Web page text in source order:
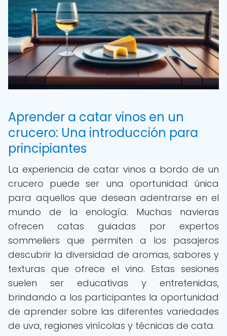
Aprender a catar vinos en un
crucero: Una introducción para
principiantes
La experiencia de catar vinos a bordo de un
crucero puede ser una oportunidad única
para aquellos que desean adentrarse en el
mundo de la enología. Muchas navieras
ofrecen catas guiadas por expertos
sommeliers que permiten a los pasajeros
descubrir la diversidad de aromas, sabores y
texturas que ofrece el vino. Estas sesiones
suelen ser educativas y entretenidas,
brindando a los participantes la oportunidad
de aprender sobre las diferentes variedades
de uva, regiones vinícolas y técnicas de cata.